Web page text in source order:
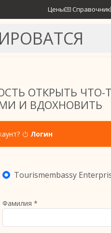
Цены Справочник
ОТКРЫТЬ ЧТО-
И ВДОХНОВИТЬ
Логин
Tourismembassy
Фамилия *